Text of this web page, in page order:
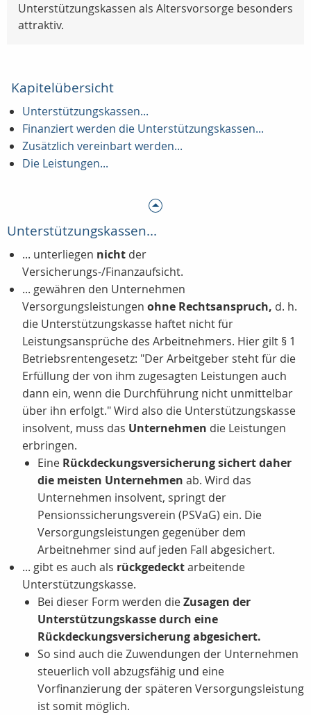
Unterstützungskassen als Altersvorsorge besonders
attraktiv.
Kapitelübersicht
Unterstützungskassen...
Finanziert werden die Unterstützungskassen...
Zusätzlich vereinbart werden...
Die Leistungen...
Unterstützungskassen...
... unterliegen nicht der
Versicherungs-/Finanzaufsicht.
... gewähren den Unternehmen
Versorgungsleistungen ohne Rechtsanspruch, d. h.
die Unterstützungskasse haftet nicht für
Leistungsansprüche des Arbeitnehmers. Hier gilt § 1
Betriebsrentengesetz: "Der Arbeitgeber steht für die
Erfüllung der von ihm zugesagten Leistungen auch
dann ein, wenn die Durchführung nicht unmittelbar
über ihn erfolgt." Wird also die Unterstützungskasse
insolvent, muss das Unternehmen die Leistungen
erbringen.
Eine Rückdeckungsversicherung sichert daher
die meisten Unternehmen ab. Wird das
Unternehmen insolvent, springt der
Pensionssicherungsverein (PSVaG) ein. Die
Versorgungsleistungen gegenüber dem
Arbeitnehmer sind auf jeden Fall abgesichert.
... gibt es auch als rückgedecktarbeitende
Unterstützungskasse.
Bei dieser Form werden dieZusagen der
Unterstützungskasse durch eine
Rückdeckungsversicherung abgesichert.
So sind auch die Zuwendungen der Unternehmen
steuerlich voll abzugsfähig und eine
Vorfinanzierung der späteren Versorgungsleistung
ist somit möglich.